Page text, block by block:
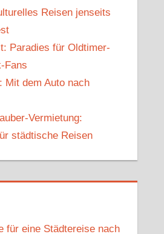
Reisen jenseits
Paradies für Oldtimer-
Fans
Mit dem Auto nach
Vermietung:
städtische Reisen
für eine Städtereise nach